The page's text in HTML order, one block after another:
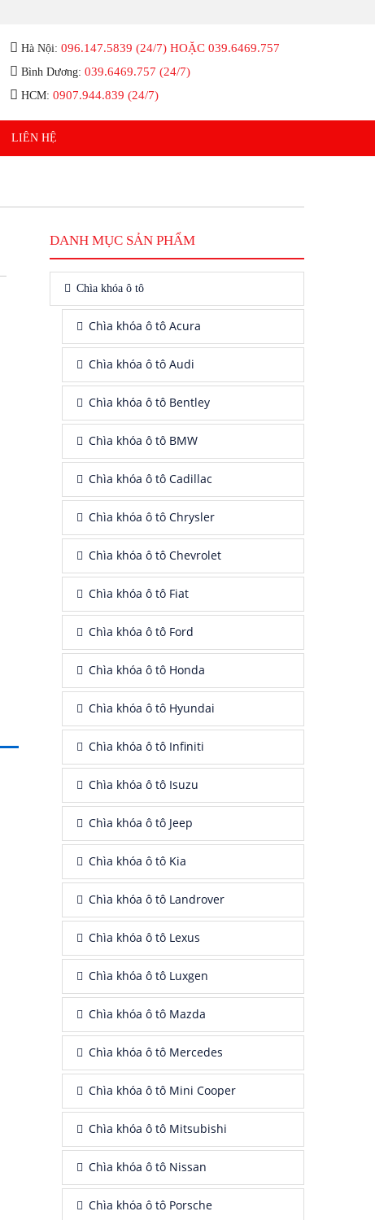
Hà Nội: 096.147.5839 (24/7) HOẶC 039.6469.757
Bình Dương: 039.6469.757 (24/7)
HCM: 0907.944.839 (24/7)
LIÊN HỆ
DANH MỤC SẢN PHẨM
Chìa khóa ô tô
Chìa khóa ô tô Acura
Chìa khóa ô tô Audi
Chìa khóa ô tô Bentley
Chìa khóa ô tô BMW
Chìa khóa ô tô Cadillac
Chìa khóa ô tô Chrysler
Chìa khóa ô tô Chevrolet
Chìa khóa ô tô Fiat
Chìa khóa ô tô Ford
Chìa khóa ô tô Honda
Chìa khóa ô tô Hyundai
Chìa khóa ô tô Infiniti
Chìa khóa ô tô Isuzu
Chìa khóa ô tô Jeep
Chìa khóa ô tô Kia
Chìa khóa ô tô Landrover
Chìa khóa ô tô Lexus
Chìa khóa ô tô Luxgen
Chìa khóa ô tô Mazda
Chìa khóa ô tô Mercedes
Chìa khóa ô tô Mini Cooper
Chìa khóa ô tô Mitsubishi
Chìa khóa ô tô Nissan
Chìa khóa ô tô Porsche